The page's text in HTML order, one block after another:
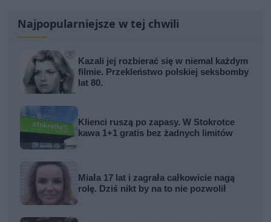
Najpopularniejsze w tej chwili
Kazali jej rozbierać się w niemal każdym
filmie. Przekleństwo polskiej seksbomby
lat 80.
Klienci ruszą po zapasy. W Stokrotce
kawa 1+1 gratis bez żadnych limitów
Miała 17 lat i zagrała całkowicie nagą
rolę. Dziś nikt by na to nie pozwolił